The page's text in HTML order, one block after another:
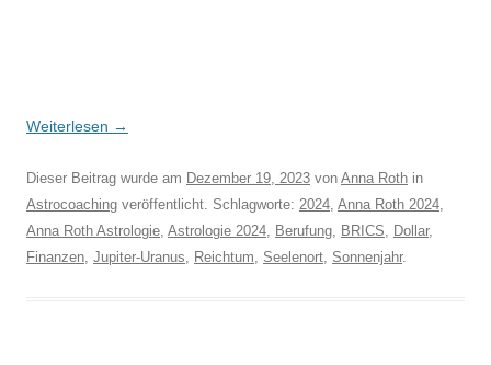
Weiterlesen →
Dieser Beitrag wurde am Dezember 19, 2023 von Anna Roth in
Astrocoaching veröffentlicht. Schlagworte: 2024, Anna Roth 2024,
Anna Roth Astrologie, Astrologie 2024, Berufung, BRICS, Dollar,
Finanzen, Jupiter-Uranus, Reichtum, Seelenort, Sonnenjahr.